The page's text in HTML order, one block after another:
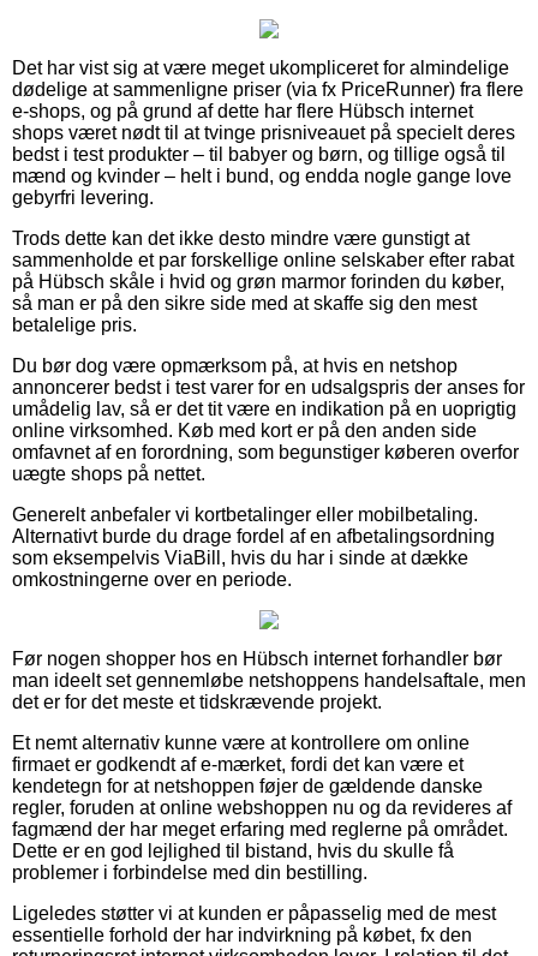
Det har vist sig at være meget ukompliceret for almindelige
dødelige at sammenligne priser (via fx PriceRunner) fra flere
e-shops, og på grund af dette har flere Hübsch internet
shops været nødt til at tvinge prisniveauet på specielt deres
bedst i test produkter – til babyer og børn, og tillige også til
mænd og kvinder – helt i bund, og endda nogle gange love
gebyrfri levering.
Trods dette kan det ikke desto mindre være gunstigt at
sammenholde et par forskellige online selskaber efter rabat
på Hübsch skåle i hvid og grøn marmor forinden du køber,
så man er på den sikre side med at skaffe sig den mest
betalelige pris.
Du bør dog være opmærksom på, at hvis en netshop
annoncerer bedst i test varer for en udsalgspris der anses for
umådelig lav, så er det tit være en indikation på en uoprigtig
online virksomhed. Køb med kort er på den anden side
omfavnet af en forordning, som begunstiger køberen overfor
uægte shops på nettet.
Generelt anbefaler vi kortbetalinger eller mobilbetaling.
Alternativt burde du drage fordel af en afbetalingsordning
som eksempelvis ViaBill, hvis du har i sinde at dække
omkostningerne over en periode.
Før nogen shopper hos en Hübsch internet forhandler bør
man ideelt set gennemløbe netshoppens handelsaftale, men
det er for det meste et tidskrævende projekt.
Et nemt alternativ kunne være at kontrollere om online
firmaet er godkendt af e-mærket, fordi det kan være et
kendetegn for at netshoppen føjer de gældende danske
regler, foruden at online webshoppen nu og da revideres af
fagmænd der har meget erfaring med reglerne på området.
Dette er en god lejlighed til bistand, hvis du skulle få
problemer i forbindelse med din bestilling.
Ligeledes støtter vi at kunden er påpasselig med de mest
essentielle forhold der har indvirkning på købet, fx den